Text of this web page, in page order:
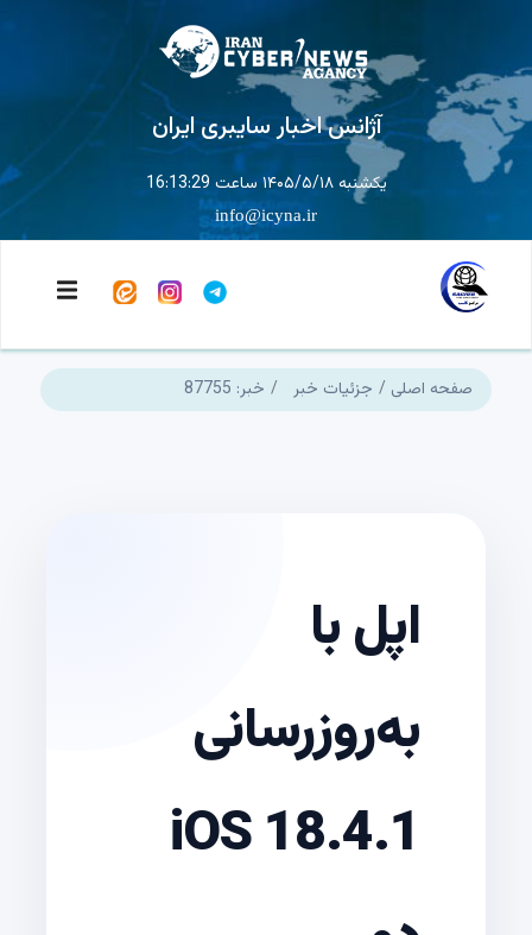
آژانس اخبار سایبری ایران
یکشنبه ۱۴۰۵/۵/۱۸ ساعت 16:13:29
info@icyna.ir
صفحه اصلی جزئیات خبر خبر: 87755
اپل با
به‌روزرسانی
iOS 18.4.1